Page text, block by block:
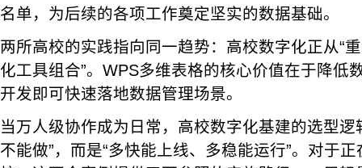
名单，为后续的各项工作奠定坚实的数据基础。
两所高校的实践指向同一趋势：高校数字化正从“
化工具组合”。WPS多维表格的核心价值在于降
开发即可快速落地数据管理场景。
当万人级协作成为日常，高校数字化基建的选型逻
不能做”，而是“多快能上线、多稳能运行”。对于